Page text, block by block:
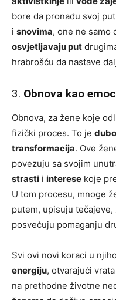
bore da pronađu svoj
i snovima, one ne samo
osvjetljavaju put
hrabrošću da nastave
3. Obnova kao
Obnova, za žene koje
fizički proces. To je
transformacija. Ove
povezuju sa svojim
strasti i interese koje
U tom procesu, mnoge
putem, upisuju
posvećuju pomaganju
Svi ovi novi koraci u
energiju, otvarajući
na prethodne životne